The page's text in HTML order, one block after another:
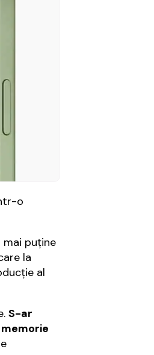
o
puţine
la
al
S-ar